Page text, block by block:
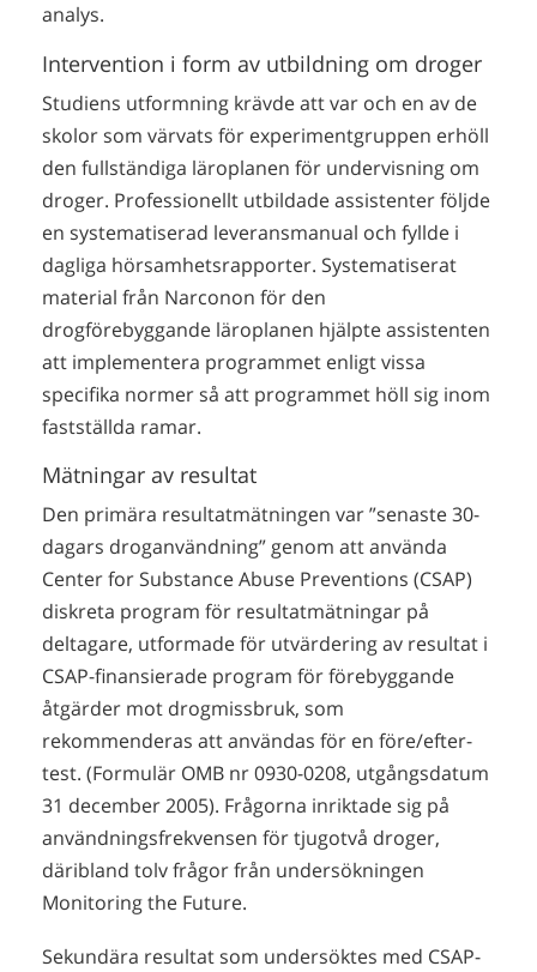
analys.
Intervention i form av utbildning om droger
Studiens utformning krävde att var och en av de
skolor som värvats för experimentgruppen erhöll
den fullständiga läroplanen för undervisning om
droger. Professionellt utbildade assistenter följde
en systematiserad leveransmanual och fyllde i
dagliga hörsamhetsrapporter. Systematiserat
material från Narconon för den
drogförebyggande läroplanen hjälpte assistenten
att implementera programmet enligt vissa
specifika normer så att programmet höll sig inom
fastställda ramar.
Mätningar av resultat
Den primära resultatmätningen var ”senaste 30-
dagars droganvändning” genom att använda
Center for Substance Abuse Preventions (CSAP)
diskreta program för resultatmätningar på
deltagare, utformade för utvärdering av resultat i
CSAP-finansierade program för förebyggande
åtgärder mot drogmissbruk, som
rekommenderas att användas för en före/efter-
test. (Formulär OMB nr 0930-0208, utgångsdatum
31 december 2005). Frågorna inriktade sig på
användningsfrekvensen för tjugotvå droger,
däribland tolv frågor från undersökningen
Monitoring the Future.
Sekundära resultat som undersöktes med CSAP-